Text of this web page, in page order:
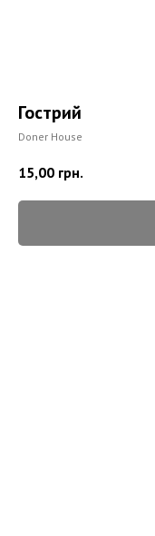
Гострий
Doner House
15,00 грн.